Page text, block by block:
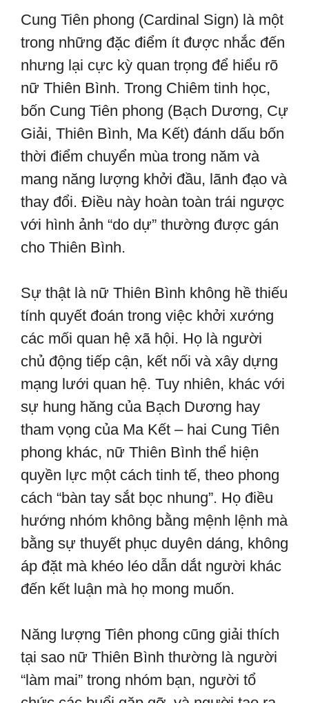
Cung Tiên phong (Cardinal Sign) là một
trong những đặc điểm ít được nhắc đến
nhưng lại cực kỳ quan trọng để hiểu rõ
nữ Thiên Bình. Trong Chiêm tinh học,
bốn Cung Tiên phong (Bạch Dương, Cự
Giải, Thiên Bình, Ma Kết) đánh dấu bốn
thời điểm chuyển mùa trong năm và
mang năng lượng khởi đầu, lãnh đạo và
thay đổi. Điều này hoàn toàn trái ngược
với hình ảnh “do dự” thường được gán
cho Thiên Bình.
Sự thật là nữ Thiên Bình không hề thiếu
tính quyết đoán trong việc khởi xướng
các mối quan hệ xã hội. Họ là người
chủ động tiếp cận, kết nối và xây dựng
mạng lưới quan hệ. Tuy nhiên, khác với
sự hung hăng của Bạch Dương hay
tham vọng của Ma Kết – hai Cung Tiên
phong khác, nữ Thiên Bình thể hiện
quyền lực một cách tinh tế, theo phong
cách “bàn tay sắt bọc nhung”. Họ điều
hướng nhóm không bằng mệnh lệnh mà
bằng sự thuyết phục duyên dáng, không
áp đặt mà khéo léo dẫn dắt người khác
đến kết luận mà họ mong muốn.
Năng lượng Tiên phong cũng giải thích
tại sao nữ Thiên Bình thường là người
“làm mai” trong nhóm bạn, người tổ